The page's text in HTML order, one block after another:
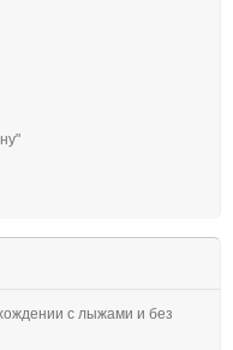
с лыжами и без